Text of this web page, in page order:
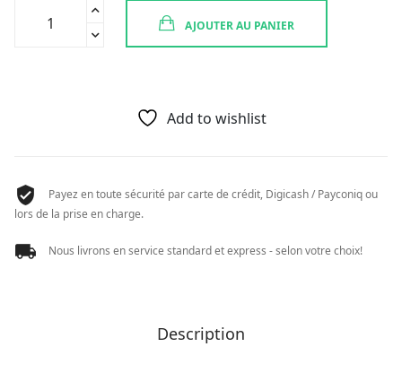
25
KG
3*3,6ML
VET
AJOUTER AU PANIER
Add to wishlist
Payez en toute sécurité par carte de crédit, Digicash / Payconiq ou
lors de la prise en charge.
Nous livrons en service standard et express - selon votre choix!
Description